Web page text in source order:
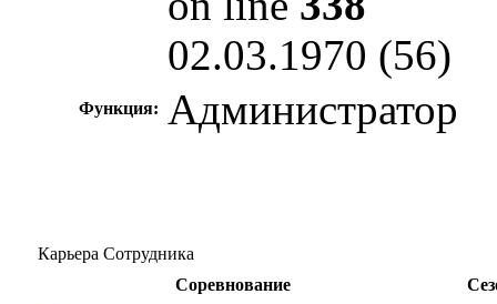
02.03.1970 (56)
Функция: Администратор
Карьера Сотрудника
Соревнование